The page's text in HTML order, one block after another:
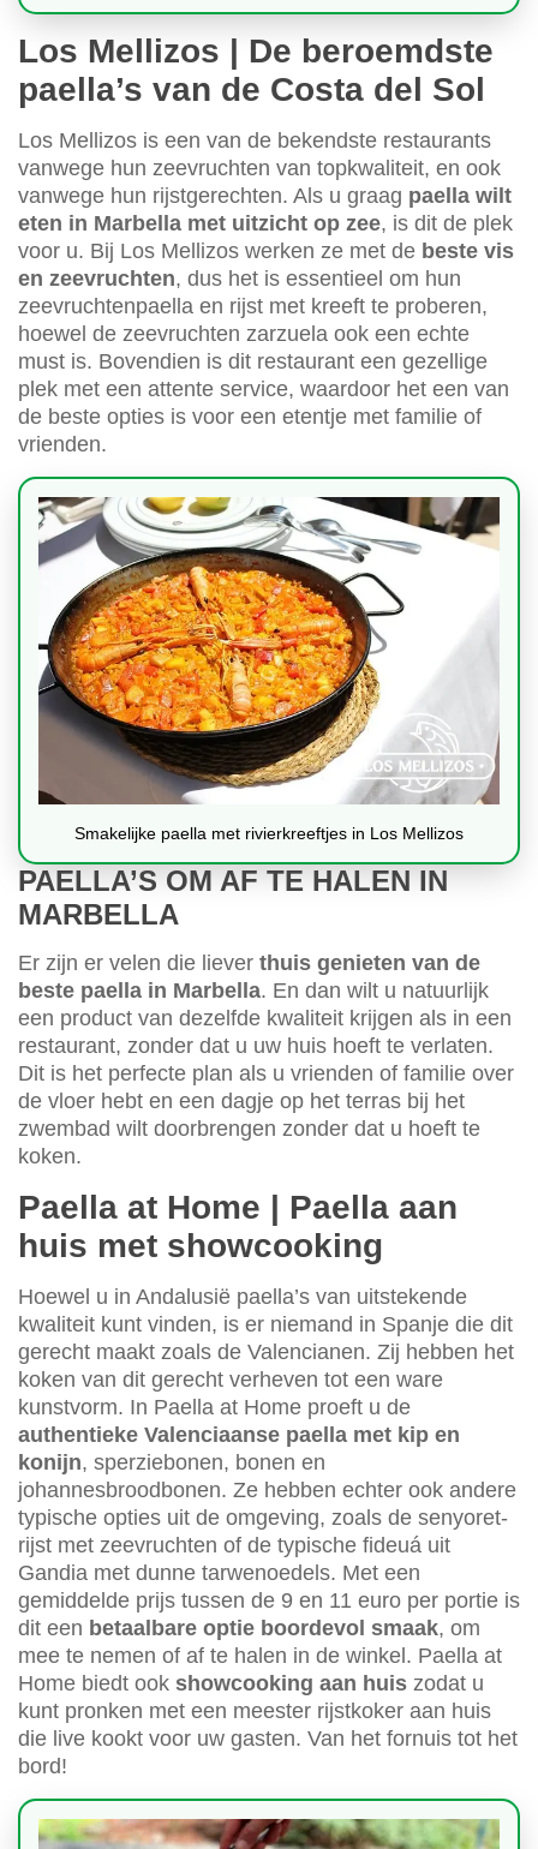
Los Mellizos | De beroemdste
paella’s van de Costa del Sol
Los Mellizos is een van de bekendste restaurants
vanwege hun zeevruchten van topkwaliteit, en ook
vanwege hun rijstgerechten. Als u graag paella wilt
eten in Marbella met uitzicht op zee, is dit de plek
voor u. Bij Los Mellizos werken ze met de beste vis
en zeevruchten, dus het is essentieel om hun
zeevruchtenpaella en rijst met kreeft te proberen,
hoewel de zeevruchten zarzuela ook een echte
must is. Bovendien is dit restaurant een gezellige
plek met een attente service, waardoor het een van
de beste opties is voor een etentje met familie of
vrienden.
Smakelijke paella met rivierkreeftjes in Los Mellizos
PAELLA’S OM AF TE HALEN IN
MARBELLA
Er zijn er velen die liever thuis genieten van de
beste paella in Marbella. En dan wilt u natuurlijk
een product van dezelfde kwaliteit krijgen als in een
restaurant, zonder dat u uw huis hoeft te verlaten.
Dit is het perfecte plan als u vrienden of familie over
de vloer hebt en een dagje op het terras bij het
zwembad wilt doorbrengen zonder dat u hoeft te
koken.
Paella at Home | Paella aan
huis met showcooking
Hoewel u in Andalusië paella’s van uitstekende
kwaliteit kunt vinden, is er niemand in Spanje die dit
gerecht maakt zoals de Valencianen. Zij hebben het
koken van dit gerecht verheven tot een ware
kunstvorm. In Paella at Home proeft u de
authentieke Valenciaanse paella met kip en
konijn, sperziebonen, bonen en
johannesbroodbonen. Ze hebben echter ook andere
typische opties uit de omgeving, zoals de senyoret-
rijst met zeevruchten of de typische fideuá uit
Gandia met dunne tarwenoedels. Met een
gemiddelde prijs tussen de 9 en 11 euro per portie is
dit een betaalbare optie boordevol smaak, om
mee te nemen of af te halen in de winkel. Paella at
Home biedt ook showcooking aan huis zodat u
kunt pronken met een meester rijstkoker aan huis
die live kookt voor uw gasten. Van het fornuis tot het
bord!